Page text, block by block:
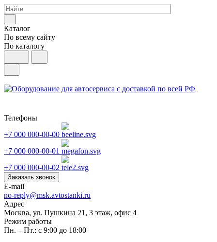
Каталог
По всему сайту
По каталогу
Телефоны
+7 000 000-00-00
+7 000 000-00-01
+7 000 000-00-02
Заказать звонок
E-mail
no-reply@msk.avtostanki.ru
Адрес
Москва, ул. Пушкина 21, 3 этаж, офис 4
Режим работы
Пн. – Пт.: с 9:00 до 18:00